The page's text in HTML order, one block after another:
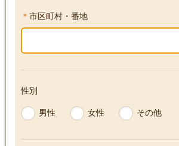
＊ 市区町村・番地
性別
男性
女性 その他